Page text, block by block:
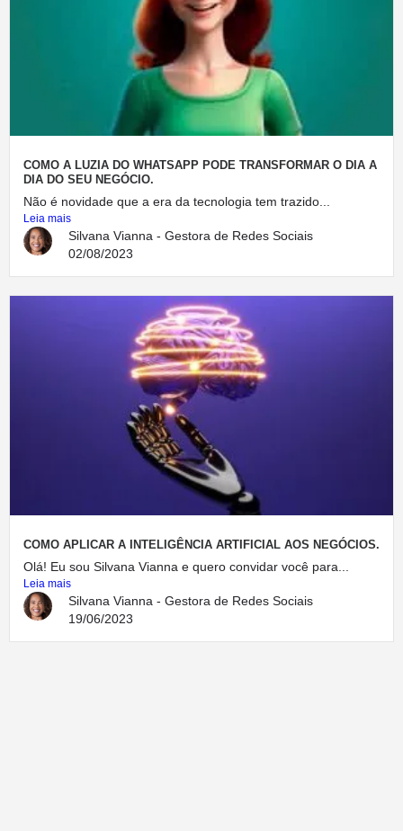
COMO A LUZIA DO WHATSAPP PODE TRANSFORMAR O DIA A
DIA DO SEU NEGÓCIO.
Não é novidade que a era da tecnologia tem trazido...
Leia mais
Silvana Vianna - Gestora de Redes Sociais
02/08/2023
COMO APLICAR A INTELIGÊNCIA ARTIFICIAL AOS NEGÓCIOS.
Olá! Eu sou Silvana Vianna e quero convidar você para...
Leia mais
Silvana Vianna - Gestora de Redes Sociais
19/06/2023